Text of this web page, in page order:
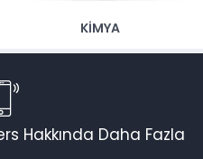
KIMYA
Hakkında Daha Fazla